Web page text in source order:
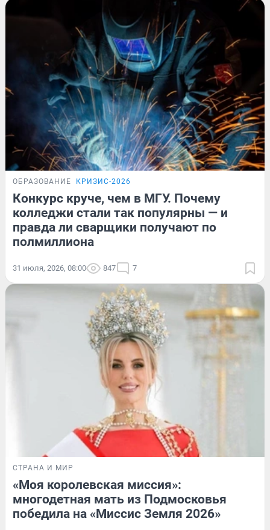
ОБРАЗОВАНИЕ КРИЗИС-2026
Конкурс круче, чем в МГУ. Почему
колледжи стали так популярны — и
правда ли сварщики получают по
полмиллиона
31 июля, 2026, 08:00 847 7
СТРАНА И МИР
«Моя королевская миссия»:
многодетная мать из Подмосковья
победила на «Миссис Земля 2026»